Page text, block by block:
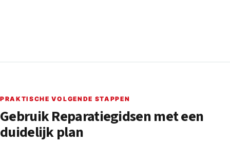
PRAKTISCHE VOLGENDE STAPPEN
Gebruik Reparatiegidsen met een
duidelijk plan